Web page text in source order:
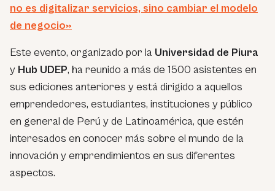
no es digitalizar servicios, sino cambiar el modelo
de negocio»
Este evento, organizado por la Universidad de Piura
y Hub UDEP, ha reunido a más de 1500 asistentes en
sus ediciones anteriores y está dirigido a aquellos
emprendedores, estudiantes, instituciones y público
en general de Perú y de Latinoamérica, que estén
interesados en conocer más sobre el mundo de la
innovación y emprendimientos en sus diferentes
aspectos.